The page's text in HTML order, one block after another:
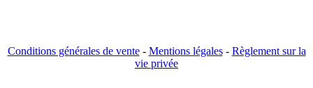
Conditions générales de vente- Mentions légales- Règlement sur la
vie privée